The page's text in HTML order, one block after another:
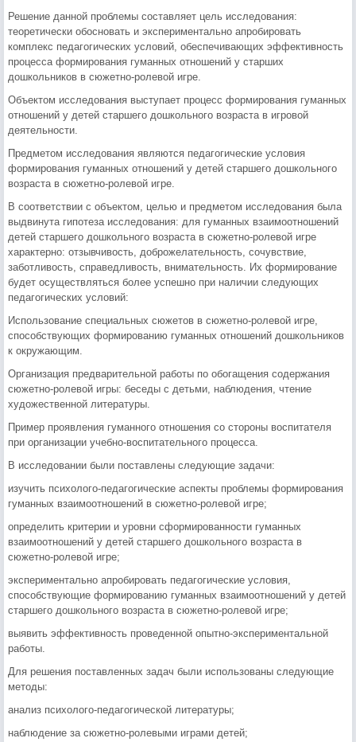
Решение данной проблемы составляет цель исследования:
теоретически обосновать и экспериментально апробировать
комплекс педагогических условий, обеспечивающих эффективность
процесса формирования гуманных отношений у старших
дошкольников в сюжетно-ролевой игре.
Объектом исследования выступает процесс формирования гуманных
отношений у детей старшего дошкольного возраста в игровой
деятельности.
Предметом исследования являются педагогические условия
формирования гуманных отношений у детей старшего дошкольного
возраста в сюжетно-ролевой игре.
В соответствии с объектом, целью и предметом исследования была
выдвинута гипотеза исследования: для гуманных взаимоотношений
детей старшего дошкольного возраста в сюжетно-ролевой игре
характерно: отзывчивость, доброжелательность, сочувствие,
заботливость, справедливость, внимательность. Их формирование
будет осуществляться более успешно при наличии следующих
педагогических условий:
Использование специальных сюжетов в сюжетно-ролевой игре,
способствующих формированию гуманных отношений дошкольников
к окружающим.
Организация предварительной работы по обогащения содержания
сюжетно-ролевой игры: беседы с детьми, наблюдения, чтение
художественной литературы.
Пример проявления гуманного отношения со стороны воспитателя
при организации учебно-воспитательного процесса.
В исследовании были поставлены следующие задачи:
изучить психолого-педагогические аспекты проблемы формирования
гуманных взаимоотношений в сюжетно-ролевой игре;
определить критерии и уровни сформированности гуманных
взаимоотношений у детей старшего дошкольного возраста в
сюжетно-ролевой игре;
экспериментально апробировать педагогические условия,
способствующие формированию гуманных взаимоотношений у детей
старшего дошкольного возраста в сюжетно-ролевой игре;
выявить эффективность проведенной опытно-экспериментальной
работы.
Для решения поставленных задач были использованы следующие
методы:
анализ психолого-педагогической литературы;
наблюдение за сюжетно-ролевыми играми детей;